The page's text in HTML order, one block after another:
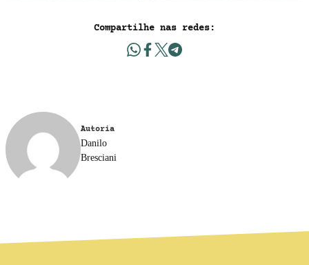
Compartilhe nas redes:
Autoria
Danilo
Bresciani